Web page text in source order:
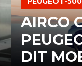
AIRCO
DIT